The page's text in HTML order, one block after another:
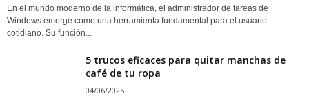
En el mundo moderno de la informática, el administrador de tareas de
Windows emerge como una herramienta fundamental para el usuario
cotidiano. Su función...
5 trucos eficaces para quitar manchas de
café de tu ropa
04/06/2025